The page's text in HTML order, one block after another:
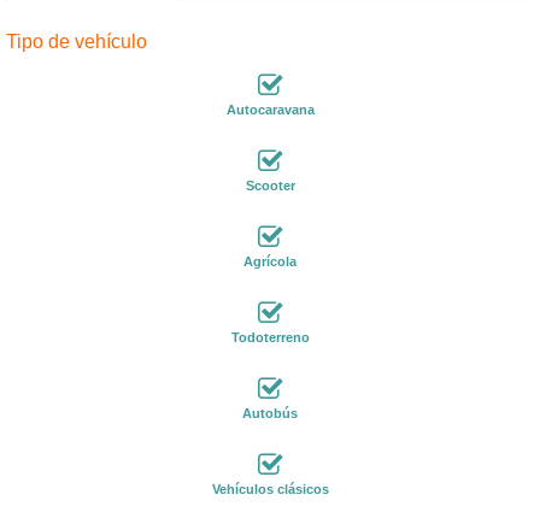
Tipo de vehículo
Autocaravana
Scooter
Agrícola
Todoterreno
Autobús
Vehículos clásicos